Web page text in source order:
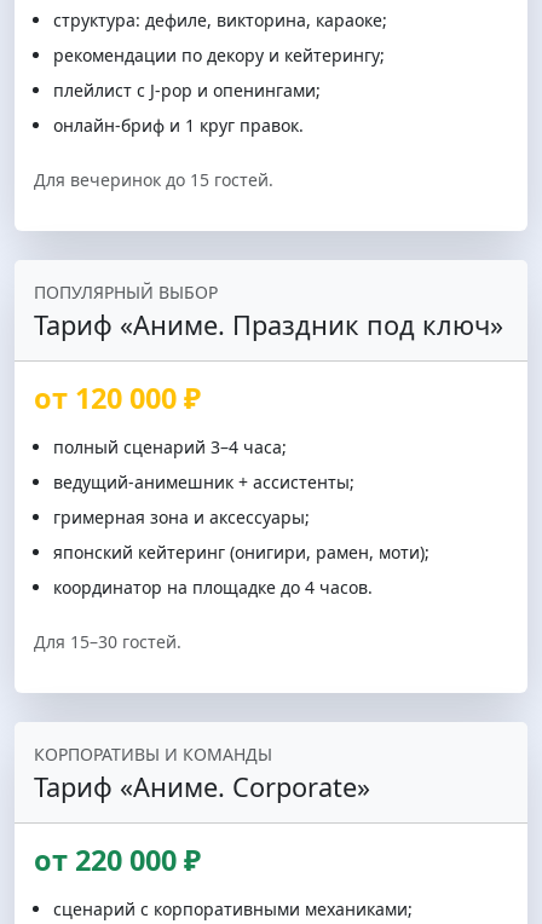
структура: дефиле, викторина, караоке;
рекомендации по декору и кейтерингу;
плейлист с J-pop и опенингами;
онлайн‑бриф и 1 круг правок.
Для вечеринок до 15 гостей.
ПОПУЛЯРНЫЙ ВЫБОР
Тариф «Аниме. Праздник под ключ»
от 120 000 ₽
полный сценарий 3–4 часа;
ведущий-анимешник + ассистенты;
гримерная зона и аксессуары;
японский кейтеринг (онигири, рамен, моти);
координатор на площадке до 4 часов.
Для 15–30 гостей.
КОРПОРАТИВЫ И КОМАНДЫ
Тариф «Аниме. Corporate»
от 220 000 ₽
сценарий с корпоративными механиками;